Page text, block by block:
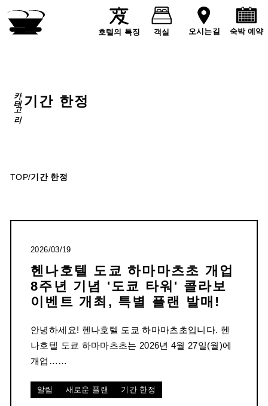
호텔의 특징 객실 오시는길 숙박 예약
카테고리 기간 한정
TOP/기간 한정
2026/03/19
헨나호텔 도쿄 하마마츠초 개업
8주년 기념 '도쿄 타워' 콜라보
이벤트 개최, 특별 플랜 발매!
안녕하세요! 헨나호텔 도쿄 하마마츠초입니다. 헨
나호텔 도쿄 하마마츠초는 2026년 4월 27일(월)에
개업……
알림 새로운 플랜 기간 한정